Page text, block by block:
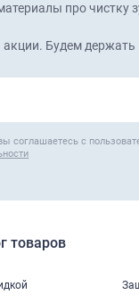
про чистку
Будем держать
соглашаетесь с
товаров